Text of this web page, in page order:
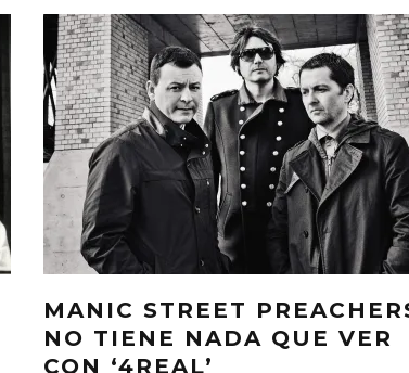
MANIC STREET
NO TIENE NADA QUE VER
CON ‘4REAL’
7 AGOSTO, 2026